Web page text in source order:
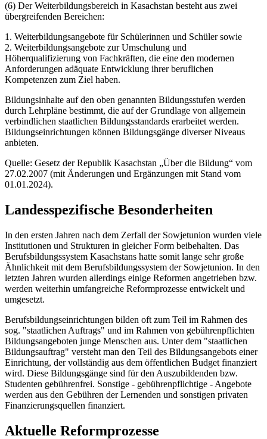
(6) Der Weiterbildungsbereich in Kasachstan besteht aus zwei
übergreifenden Bereichen:
1. Weiterbildungsangebote für Schülerinnen und Schüler sowie
2. Weiterbildungsangebote zur Umschulung und
Höherqualifizierung von Fachkräften, die eine den modernen
Anforderungen adäquate Entwicklung ihrer beruflichen
Kompetenzen zum Ziel haben.
Bildungsinhalte auf den oben genannten Bildungsstufen werden
durch Lehrpläne bestimmt, die auf der Grundlage von allgemein
verbindlichen staatlichen Bildungsstandards erarbeitet werden.
Bildungseinrichtungen können Bildungsgänge diverser Niveaus
anbieten.
Quelle: Gesetz der Republik Kasachstan „Über die Bildung“ vom
27.02.2007 (mit Änderungen und Ergänzungen mit Stand vom
01.01.2024).
Landesspezifische Besonderheiten
In den ersten Jahren nach dem Zerfall der Sowjetunion wurden viele
Institutionen und Strukturen in gleicher Form beibehalten. Das
Berufsbildungssystem Kasachstans hatte somit lange sehr große
Ähnlichkeit mit dem Berufsbildungssystem der Sowjetunion. In den
letzten Jahren wurden allerdings einige Reformen angetrieben bzw.
werden weiterhin umfangreiche Reformprozesse entwickelt und
umgesetzt.
Berufsbildungseinrichtungen bilden oft zum Teil im Rahmen des
sog. "staatlichen Auftrags" und im Rahmen von gebührenpflichten
Bildungsangeboten junge Menschen aus. Unter dem "staatlichen
Bildungsauftrag" versteht man den Teil des Bildungsangebots einer
Einrichtung, der vollständig aus dem öffentlichen Budget finanziert
wird. Diese Bildungsgänge sind für den Auszubildenden bzw.
Studenten gebührenfrei. Sonstige - gebührenpflichtige - Angebote
werden aus den Gebühren der Lernenden und sonstigen privaten
Finanzierungsquellen finanziert.
Aktuelle Reformprozesse